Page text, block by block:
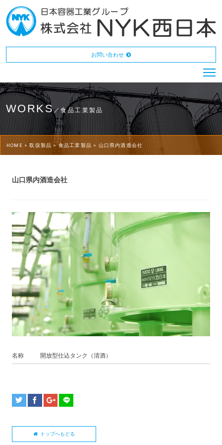
お問い合わせ
WORKS／食品工業製品
HOME >取扱製品 >食品工業製品 > 山口県内酒造会社
山口県内酒造会社
名称 開放型仕込タンク（清酒）
トップへもどる